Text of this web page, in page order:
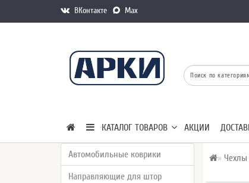
ВКонтакте Max
КАТАЛОГ ТОВАРОВ АКЦИИ
Автомобильные коврики
Направляющие для штор
Чехлы